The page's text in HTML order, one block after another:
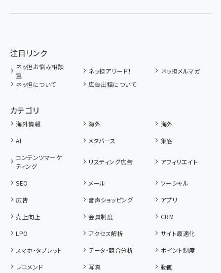
注目リンク
ネッ担お悩み相談
室
ネッ担アワード！
ネッ担メルマガ
ネッ担について
広告出稿について
カテゴリ
海外情報 海外
海外
AI
メタバース
集客
コンテンツマーケ
ティング
リスティング広告 アフィリエイト
SEO メール
ソーシャル
広告
音声ショッピング
アプリ
売上向上
会員制度
CRM
LPO
アクセス解析
サイト最適化
スマホ・タブレット
データ・競合分析
ポイント制度
レコメンド
写真 動画